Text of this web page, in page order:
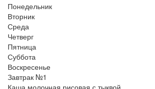
Понедельник
Вторник
Среда
Четверг
Пятница
Суббота
Воскресенье
Завтрак №1
Каша молочная рисовая с тыквой